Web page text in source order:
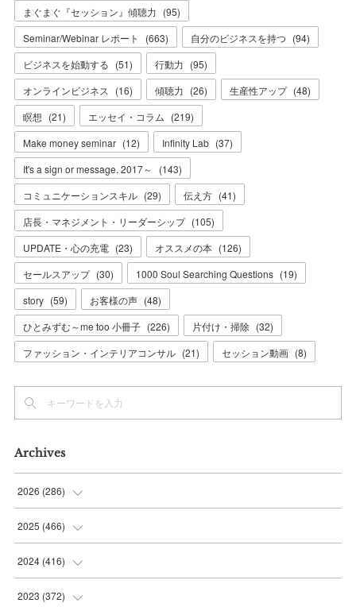
まぐまぐ『セッション』傾聴力 (95)
Seminar/Webinar レポート
(663) 自分のビジネスを持つ (94)
ビジネスを始動する (51) 行動力 (95)
オンラインビジネス
(16) 傾聴力 (26) 生産性アップ (48)
瞑想 (21) エッセイ・コラム (219)
Make money seminar (12) Infinity Lab (37)
It's a sign or message. 2017～
(143)
コミュニケーションスキル (29) 伝え方 (41)
店長・マネジメント・リーダーシップ (105)
UPDATE・心の充電 (23) オススメの本 (126)
セールスアップ (30) 1000 Soul Searching Questions (19)
story (59) お客様の声 (48)
ひとみずむ～me too 小冊子 (226) 片付け・掃除 (32)
ファッション・インテリアコンサル (21) セッション動画 (8)
Archives
2026 (286)
(7)
(36
(37
2025 (466)
(56
(37
2024 (416)
(38
2023 (372)